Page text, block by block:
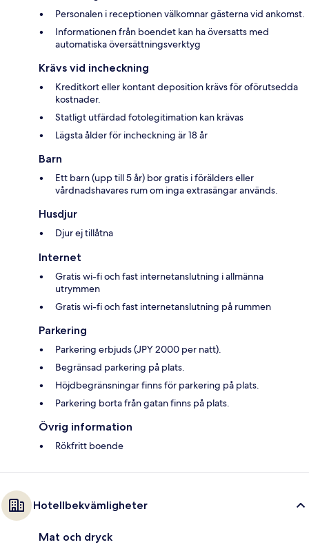
Personalen i receptionen välkomnar gästerna vid ankomst.
Informationen från boendet kan ha översatts med
automatiska översättningsverktyg
Krävs vid incheckning
Kreditkort eller kontant deposition krävs för oförutsedda
kostnader.
Statligt utfärdad fotolegitimation kan krävas
Lägsta ålder för incheckning är 18 år
Barn
Ett barn (upp till 5 år) bor gratis i förälders eller
vårdnadshavares rum om inga extrasängar används.
Husdjur
Djur ej tillåtna
Internet
Gratis wi-fi och fast internetanslutning i allmänna
utrymmen
Gratis wi-fi och fast internetanslutning på rummen
Parkering
Parkering erbjuds (JPY 2000 per natt).
Begränsad parkering på plats.
Höjdbegränsningar finns för parkering på plats.
Parkering borta från gatan finns på plats.
Övrig information
Rökfritt boende
Hotellbekvämligheter
Mat och dryck